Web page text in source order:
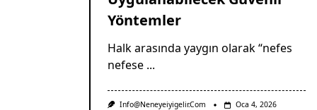
Yöntemler
Halk arasında yaygın olarak “nefes
nefese ...
Info@neneyeiyigelir.com Oca 4, 2026